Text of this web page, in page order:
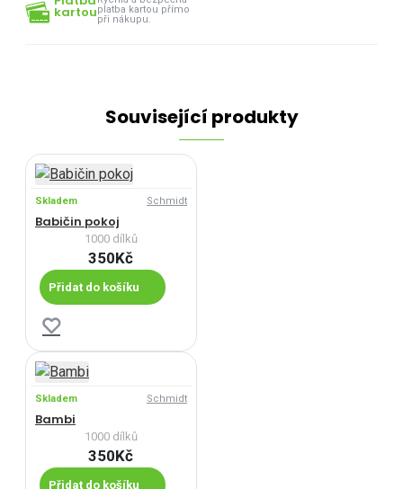
kartouplatba kartou přímo
při nákupu.
Související produkty
Skladem Schmidt
Babičin pokoj
1000 dílků
350Kč
Přidat do košíku
Skladem Schmidt
Bambi
1000 dílků
350Kč
Přidat do košíku